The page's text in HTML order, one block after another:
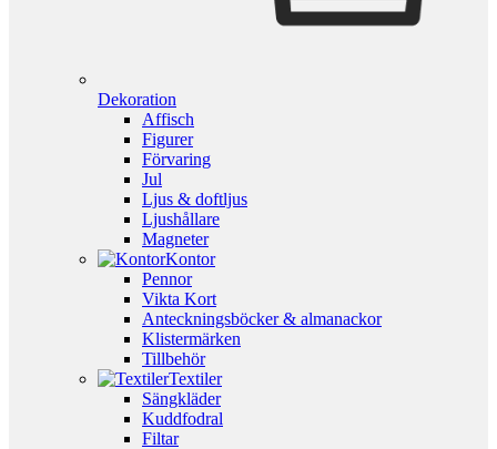
Dekoration
Affisch
Figurer
Förvaring
Jul
Ljus & doftljus
Ljushållare
Magneter
Kontor
Pennor
Vikta Kort
Anteckningsböcker & almanackor
Klistermärken
Tillbehör
Textiler
Sängkläder
Kuddfodral
Filtar